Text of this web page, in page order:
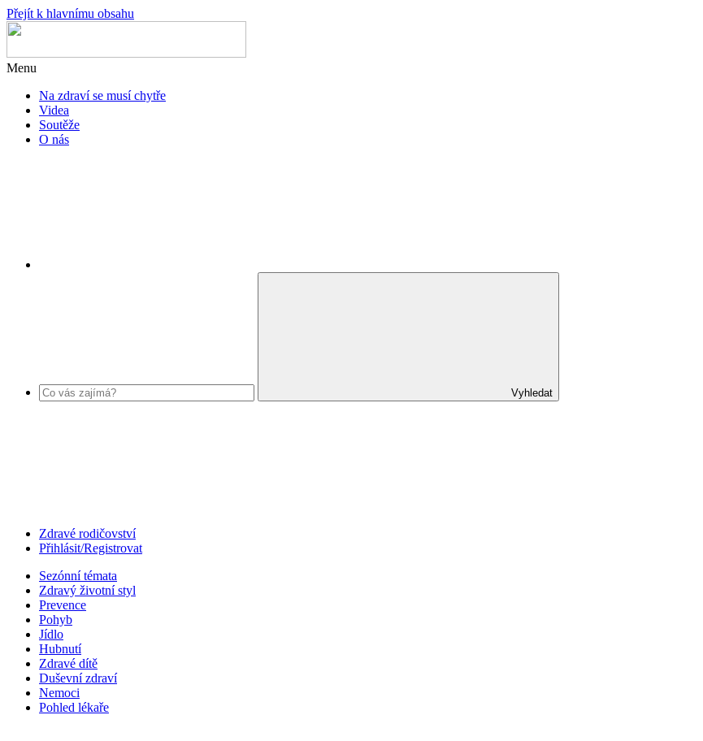
Přejít k hlavnímu obsahu
Menu
Na zdraví se musí chytře
Videa
Soutěže
O nás
Vyhledat
Zdravé rodičovství
Přihlásit/Registrovat
Sezónní témata
Zdravý životní styl
Prevence
Pohyb
Jídlo
Hubnutí
Zdravé dítě
Duševní zdraví
Nemoci
Pohled lékaře